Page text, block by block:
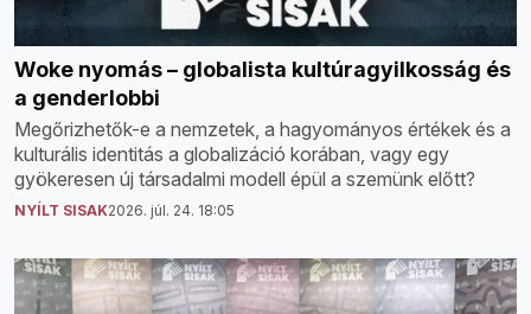
Woke nyomás – globalista kultúragyilkosság és
a genderlobbi
Megőrizhetők-e a nemzetek, a hagyományos értékek és a
kulturális identitás a globalizáció korában, vagy egy
gyökeresen új társadalmi modell épül a szemünk előtt?
NYÍLT SISAK2026. júl. 24. 18:05